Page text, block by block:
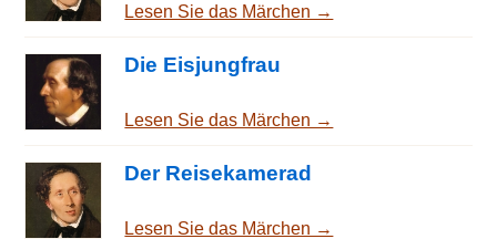
Lesen Sie das Märchen →
Die Eisjungfrau
Lesen Sie das Märchen →
Der Reisekamerad
Lesen Sie das Märchen →